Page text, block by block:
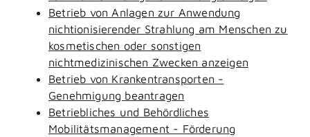
Betrieb von Anlagen zur Anwendung
nichtionisierender Strahlung am Menschen zu
kosmetischen oder sonstigen
nichtmedizinischen Zwecken anzeigen
Betrieb von Krankentransporten -
Genehmigung beantragen
Betriebliches und Behördliches
Mobilitätsmanagement - Förderung